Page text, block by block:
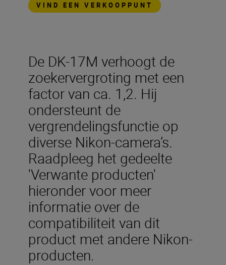
VIND EEN VERKOOPPUNT
De DK-17M verhoogt de
zoekervergroting met een
factor van ca. 1,2. Hij
ondersteunt de
vergrendelingsfunctie op
diverse Nikon-camera’s.
Raadpleeg het gedeelte
'Verwante producten'
hieronder voor meer
informatie over de
compatibiliteit van dit
product met andere Nikon-
producten.